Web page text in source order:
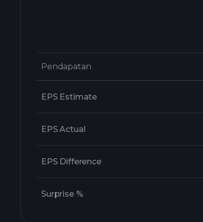
Pendapatan
Pendapatan
EPS Estimate
EPS Actual
EPS Difference
Surprise %